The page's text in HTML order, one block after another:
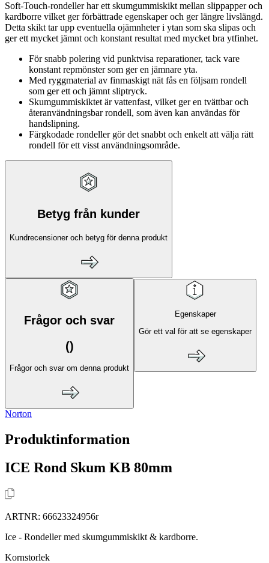
Soft-Touch-rondeller har ett skumgummiskikt mellan slippapper och
kardborre vilket ger förbättrade egenskaper och ger längre livslängd.
Detta skikt tar upp eventuella ojämnheter i ytan som ska slipas och
ger ett mycket jämnt och konstant resultat med mycket bra ytfinhet.
För snabb polering vid punktvisa reparationer, tack vare
konstant repmönster som ger en jämnare yta.
Med ryggmaterial av finmaskigt nät fås en följsam rondell
som ger ett och jämnt sliptryck.
Skumgummiskiktet är vattenfast, vilket ger en tvättbar och
återanvändningsbar rondell, som även kan användas för
handslipning.
Färgkodade rondeller gör det snabbt och enkelt att välja rätt
rondell för ett visst användningsområde.
Betyg från kunder
Kundrecensioner och betyg för denna produkt
Frågor och svar
()
Frågor och svar om denna produkt
Egenskaper
Gör ett val för att se egenskaper
Norton
Produktinformation
ICE Rond Skum KB 80mm
ARTNR: 66623324956r
Ice - Rondeller med skumgummiskikt & kardborre.
Kornstorlek